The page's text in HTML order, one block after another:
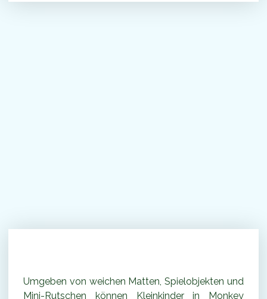
Umgeben von weichen Matten, Spielobjekten und
Mini-Rutschen können Kleinkinder in Monkey